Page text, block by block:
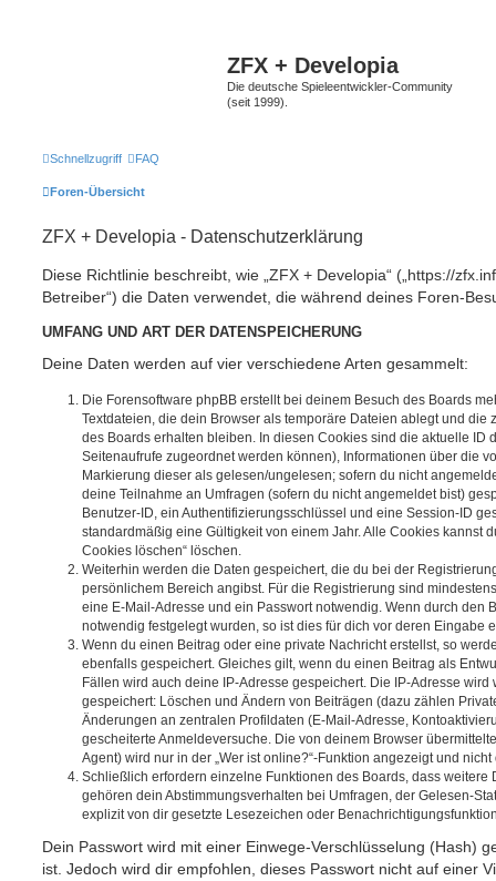
ZFX + Developia
Die deutsche Spieleentwickler-Community
(seit 1999).
Schnellzugriff FAQ
Foren-Übersicht
ZFX + Developia - Datenschutzerklärung
Diese Richtlinie beschreibt, wie „ZFX + Developia“ („https://
Betreiber“) die Daten verwendet, die während deines Foren-
UMFANG UND ART DER DATENSPEICHERUNG
Deine Daten werden auf vier verschiedene Arten gesammelt:
Die Forensoftware phpBB erstellt bei deinem Besuch des Boards
Textdateien, die dein Browser als temporäre Dateien ablegt und die
des Boards erhalten bleiben. In diesen Cookies sind die aktuelle ID
Seitenaufrufe zugeordnet werden können), Informationen über die
Markierung dieser als gelesen/ungelesen; sofern du nicht
deine Teilnahme an Umfragen (sofern du nicht angemeldet bist)
Benutzer-ID, ein Authentifizierungsschlüssel und eine Session-ID
standardmäßig eine Gültigkeit von einem Jahr. Alle Cookies kannst
Cookies löschen“ löschen.
Weiterhin werden die Daten gespeichert, die du bei der
persönlichem Bereich angibst. Für die Registrierung sind
eine E-Mail-Adresse und ein Passwort notwendig. Wenn durch den
notwendig festgelegt wurden, so ist dies für dich vor deren Eingabe
Wenn du einen Beitrag oder eine private Nachricht erstellst, so
ebenfalls gespeichert. Gleiches gilt, wenn du einen Beitrag als
Fällen wird auch deine IP-Adresse gespeichert. Die IP-Adresse
gespeichert: Löschen und Ändern von Beiträgen (dazu zählen
Änderungen an zentralen Profildaten (E-Mail-Adresse,
gescheiterte Anmeldeversuche. Die von deinem Browser
Agent) wird nur in der „Wer ist online?“-Funktion angezeigt und
Schließlich erfordern einzelne Funktionen des Boards, dass weitere
gehören dein Abstimmungsverhalten bei Umfragen, der Gelesen-
explizit von dir gesetzte Lesezeichen oder
Dein Passwort wird mit einer Einwege-Verschlüsselung (Hash)
ist. Jedoch wird dir empfohlen, dieses Passwort nicht auf einer